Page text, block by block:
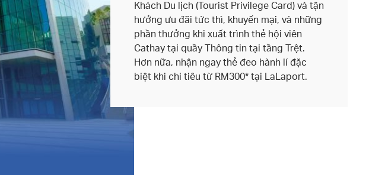
Khách Du lịch (Tourist Privilege Card) và tận
hưởng ưu đãi tức thì, khuyến mại, và những
phần thưởng khi xuất trình thẻ hội viên
Cathay tại quầy Thông tin tại tầng Trệt.
Hơn nữa, nhận ngay thẻ đeo hành lí đặc
biệt khi chi tiêu từ RM300* tại LaLaport.